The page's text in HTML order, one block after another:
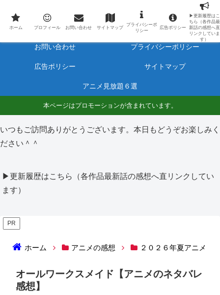
最新アニメのあらすじと感想をネタバレ有りで毎日更新しています。
ホーム プロフィール
お問い合わせ プライバシーポリシー
広告ポリシー サイトマップ
アニメ見放題６選
本ページはプロモーションが含まれています。
いつもご訪問ありがとうございます。本日もどうぞお楽しみく
ださい＾＾
▶更新履歴はこちら（各作品最新話の感想へ直リンクしてい
ます）
PR
ホーム アニメの感想 ２０２６年夏アニメ
オールワークスメイド【アニメのネタバレ
感想】
ホーム プロフィール お問い合わせ サイトマップ
プライバシーポ
リシー
広告ポリシー
▶更新履歴はこ
ちら（各作品最
新話の感想へ直
リンクしていま
す）